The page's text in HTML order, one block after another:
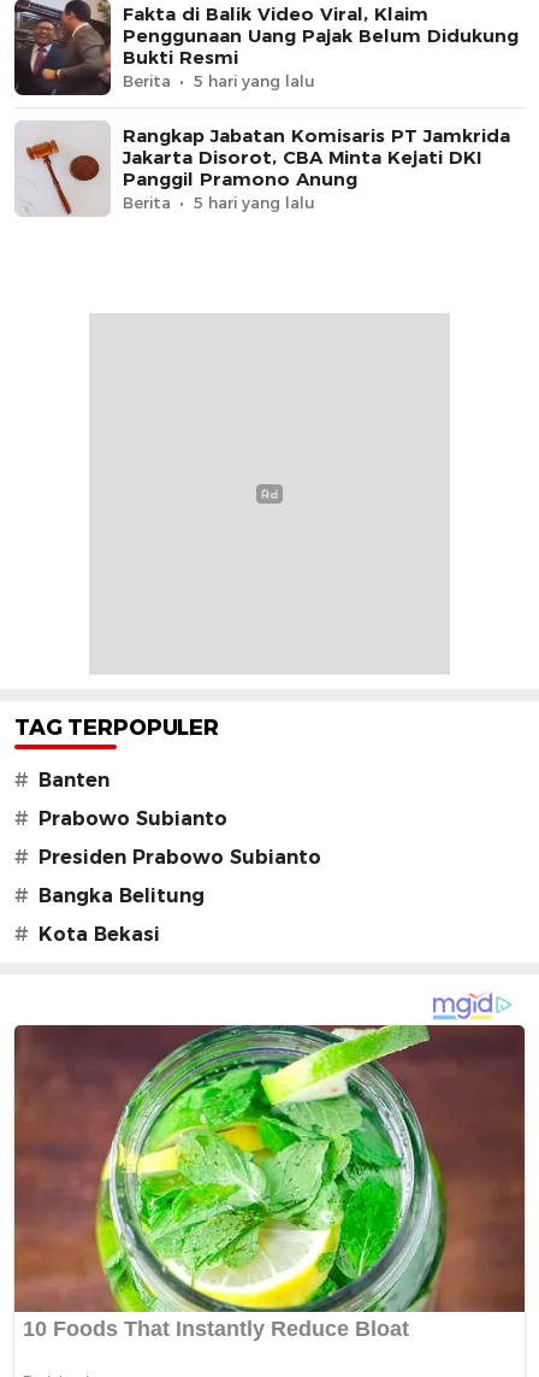
Fakta di Balik Video Viral, Klaim
Penggunaan Uang Pajak Belum Didukung
Bukti Resmi
Berita 5 hari yang lalu
Rangkap Jabatan Komisaris PT Jamkrida
Jakarta Disorot, CBA Minta Kejati DKI
Panggil Pramono Anung
Berita 5 hari yang lalu
TAG TERPOPULER
# Banten
# Prabowo Subianto
# Presiden Prabowo Subianto
# Bangka Belitung
# Kota Bekasi